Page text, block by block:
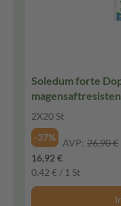
Soledum forte
2X20 St
-37%
AVP: 26,90 €
16,92 €
0,42 € / 1 St